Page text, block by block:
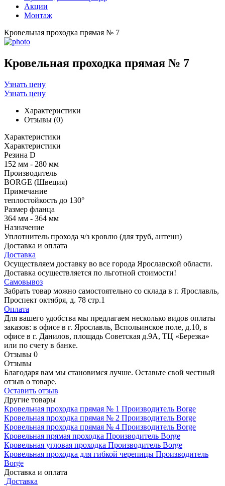
Акции
Монтаж
Кровельная проходка прямая № 7
Кровельная проходка прямая № 7
Узнать цену
Узнать цену
Характеристики
Отзывы (0)
Характеристики
Характеристики
Резина D
152 мм - 280 мм
Производитель
BORGE (Швеция)
Примечание
теплостойкость до 130°
Размер фланца
364 мм - 364 мм
Назначение
Уплотнитель прохода ч/з кровлю (для труб, антенн)
Доставка и оплата
Доставка
Осуществляем доставку во все города Ярославской области.
Доставка осуществляется по льготной стоимости!
Самовывоз
Забрать товар можно самостоятельно со склада в г. Ярославль,
Проспект октября, д. 78 стр.1
Оплата
Для вашего удобства мы предлагаем несколько видов оплаты
заказов: в офисе в г. Ярославль, Вспольинское поле, д.10, в
офисе в г. Данилов, площадь Советская д.9А, ТЦ «Березка»
или по счету в банке.
Отзывы 0
Отзывы
Благодаря вам мы становимся лучше. Оставьте свой честный
отзыв о товаре.
Оставить отзыв
Другие товары
Кровельная проходка прямая № 1 Производитель Borge
Кровельная проходка прямая № 2 Производитель Borge
Кровельная проходка прямая № 4 Производитель Borge
Кровельная прямая проходка Производитель Borge
Кровельная угловая проходка Производитель Borge
Кровельная проходка для гибкой черепицы Производитель
Borge
Доставка и оплата
Доставка